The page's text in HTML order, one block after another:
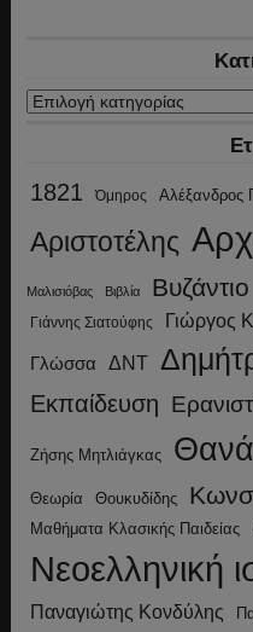
Κατηγορίες
1821 Όμηρος Αλέξανδρος
Αριστοτέλης
Μαλισιόβας Βιβλία Βυζάντιο
Γιάννης Σιατούφης Γιώργος
Γλώσσα ΔΝΤ
Εκπαίδευση
Ζήσης Μητλιάγκας
Θεωρία Θουκυδίδης
Μαθήματα Κλασικής Παιδείας
Νεοελληνική
Παναγιώτης Κονδύλης